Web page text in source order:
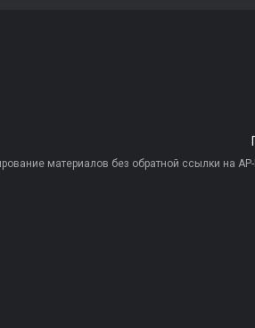
материалов без обратной ссылки на